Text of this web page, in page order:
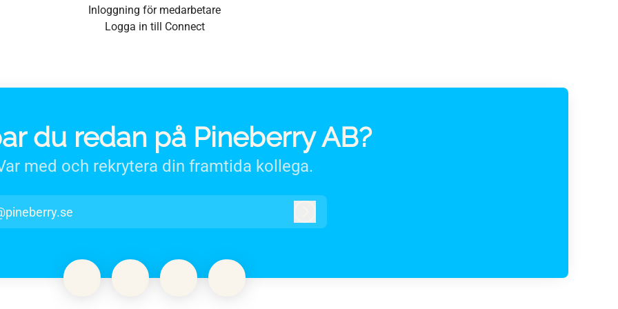
Inloggning för medarbetare
Logga in till Connect
du redan på Pineberry AB?
med och rekrytera din framtida kollega.